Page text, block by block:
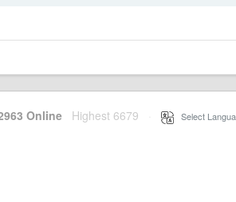
Online Highest 6679 Select